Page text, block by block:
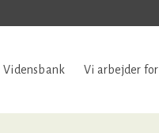
Vidensbank Vi arbejder for